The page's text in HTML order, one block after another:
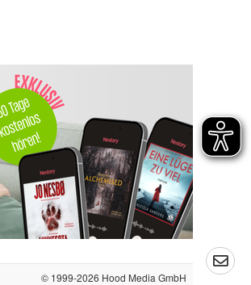
© 1999-2026 Hood Media GmbH